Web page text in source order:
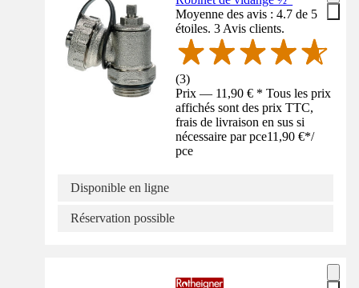
Moyenne des avis : 4.7 de 5
étoiles. 3 Avis clients.
(3)
Prix — 11,90 € * Tous les prix
affichés sont des prix TTC,
frais de livraison en sus si
nécessaire par pce11,90 €*/
pce
Disponible en ligne
Réservation possible